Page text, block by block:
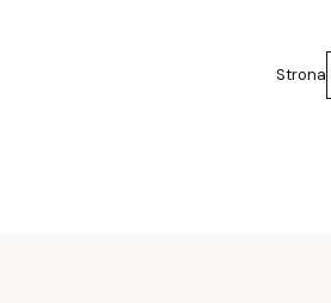
Strona